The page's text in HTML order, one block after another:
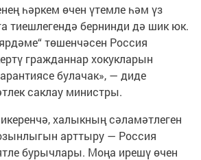
һәркем өчен үтемле һәм үз
тиешлегендә бернинди дә шик юк.
төшенчәсен Россия
гражданнар хокукларын
булачак», — диде
саклау министры.
халыкның сәламәтлеген
арттыру — Россия
бурычлары. Моңа ирешү өчен